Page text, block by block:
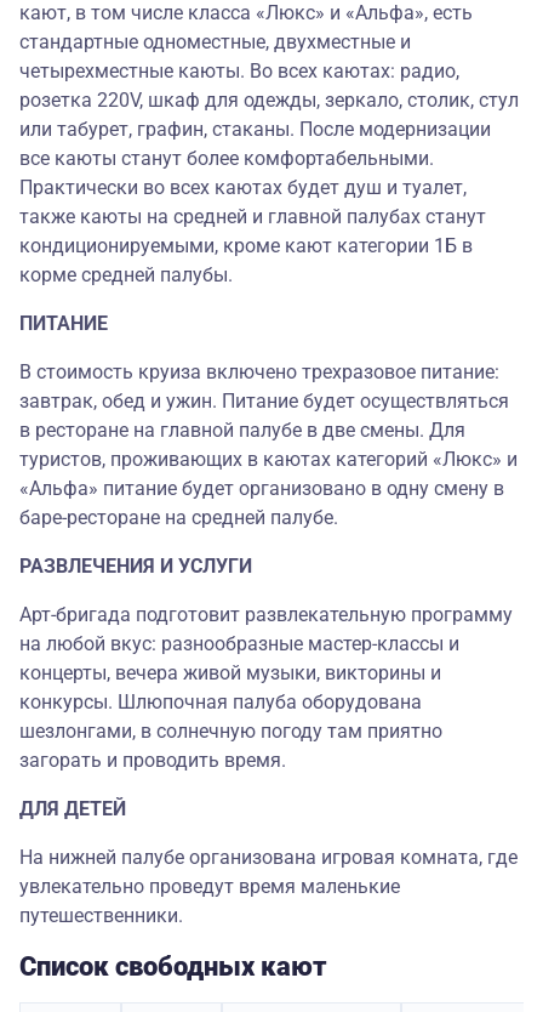
кают, в том числе класса «Люкс» и «Альфа», есть
стандартные одноместные, двухместные и
четырехместные каюты. Во всех каютах: радио,
розетка 220V, шкаф для одежды, зеркало, столик, стул
или табурет, графин, стаканы. После модернизации
все каюты станут более комфортабельными.
Практически во всех каютах будет душ и туалет,
также каюты на средней и главной палубах станут
кондиционируемыми, кроме кают категории 1Б в
корме средней палубы.
ПИТАНИЕ
В стоимость круиза включено трехразовое питание:
завтрак, обед и ужин. Питание будет осуществляться
в ресторане на главной палубе в две смены. Для
туристов, проживающих в каютах категорий «Люкс» и
«Альфа» питание будет организовано в одну смену в
баре-ресторане на средней палубе.
РАЗВЛЕЧЕНИЯ И УСЛУГИ
Арт-бригада подготовит развлекательную программу
на любой вкус: разнообразные мастер-классы и
концерты, вечера живой музыки, викторины и
конкурсы. Шлюпочная палуба оборудована
шезлонгами, в солнечную погоду там приятно
загорать и проводить время.
ДЛЯ ДЕТЕЙ
На нижней палубе организована игровая комната, где
увлекательно проведут время маленькие
путешественники.
Список свободных кают